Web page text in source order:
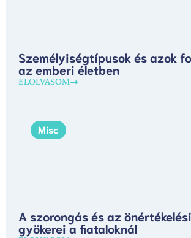
Személyiségtípusok és azok
az emberi életben
ELOLVASOM
Misc
A szorongás és az
gyökerei a fiataloknál